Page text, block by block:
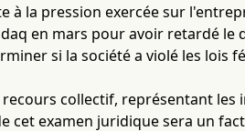
à la pression exercée sur
en mars pour avoir retardé le
si la société a violé les lois
collectif, représentant les
cet examen juridique sera un